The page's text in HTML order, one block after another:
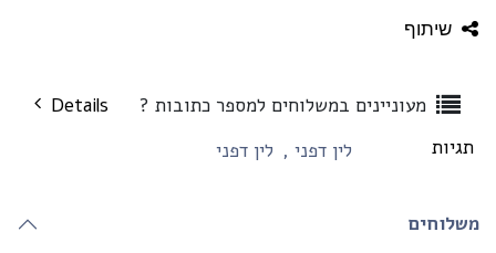
שיתוף
מעוניינים במשלוחים למספר כתובות ?
Details
לין דפני, לין דפני